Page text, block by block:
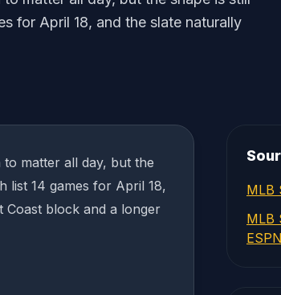
for April 18, and the slate naturally
to matter all day, but the
list 14 games for April 18,
Coast block and a longer
MLB
MLB
ESPN